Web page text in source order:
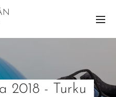
2018 - Turku